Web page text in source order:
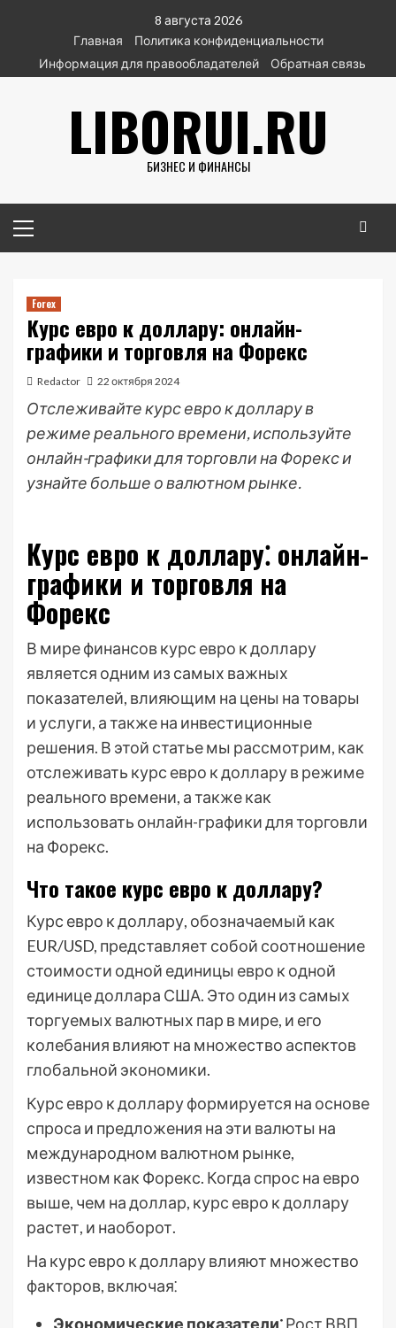
содержимому
8 августа 2026
Главная
Политика конфиденциальности
Информация для правообладателей
Обратная связь
LIBORUI.RU
БИЗНЕС И ФИНАНСЫ
меню
Forex
Курс евро к доллару: онлайн-
графики и торговля на Форекс
Redactor 22 октября 2024
Отслеживайте курс евро к доллару в
режиме реального времени, используйте
онлайн-графики для торговли на Форекс и
узнайте больше о валютном рынке.
Курс евро к доллару⁚ онлайн-
графики и торговля на
Форекс
В мире финансов курс евро к доллару
является одним из самых важных
показателей, влияющим на цены на товары
и услуги, а также на инвестиционные
решения. В этой статье мы рассмотрим, как
отслеживать курс евро к доллару в режиме
реального времени, а также как
использовать онлайн-графики для торговли
на Форекс.
Что такое курс евро к доллару?
Курс евро к доллару, обозначаемый как
EUR/USD, представляет собой соотношение
стоимости одной единицы евро к одной
единице доллара США. Это один из самых
торгуемых валютных пар в мире, и его
колебания влияют на множество аспектов
глобальной экономики.
Курс евро к доллару формируется на основе
спроса и предложения на эти валюты на
международном валютном рынке,
известном как Форекс. Когда спрос на евро
выше, чем на доллар, курс евро к доллару
растет, и наоборот.
На курс евро к доллару влияют множество
факторов, включая⁚
Экономические показатели⁚Рост ВВП,